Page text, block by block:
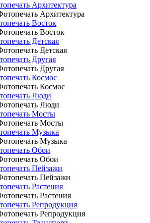
Архитектура
Восток
Детская
Другая
Космос
Люди
Мосты
Музыка
Обои
Пейзажи
Растения
Репродукция